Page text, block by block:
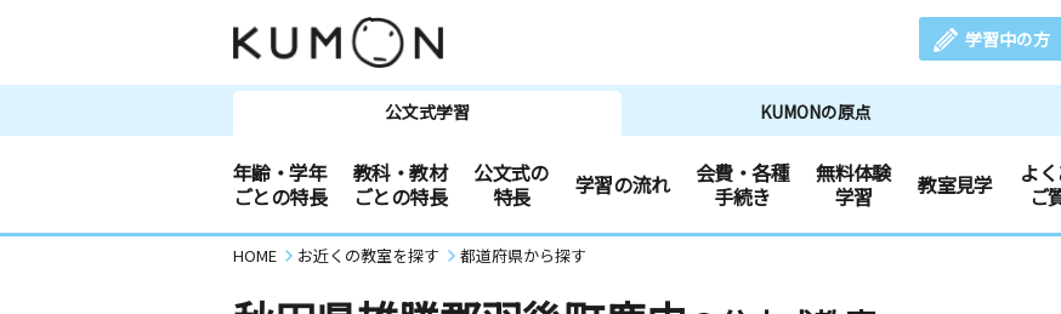
学習中の方
公文式学習 KUMONの原点
年齢・学年
ごとの特長
教科・教材
ごとの特長
公文式の
特長
学習の流れ
会費・各種
手続き
無料体験
学習
教室見学
よ
ご
HOME お近くの教室を探す 都道府県から探す